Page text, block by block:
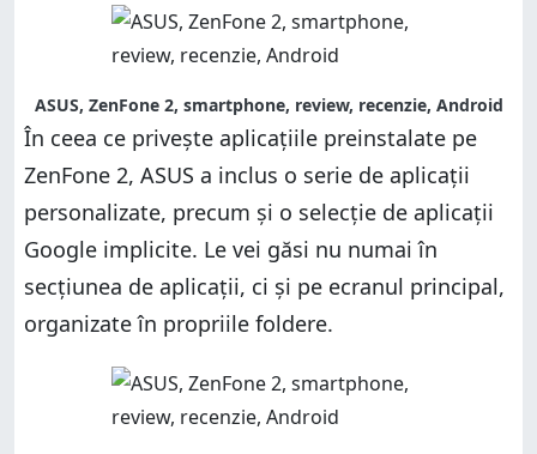
ASUS, ZenFone 2, smartphone, review, recenzie, Android
În ceea ce privește aplicațiile preinstalate pe
ZenFone 2, ASUS a inclus o serie de aplicații
personalizate, precum și o selecție de aplicații
Google implicite. Le vei găsi nu numai în
secțiunea de aplicații, ci și pe ecranul principal,
organizate în propriile foldere.